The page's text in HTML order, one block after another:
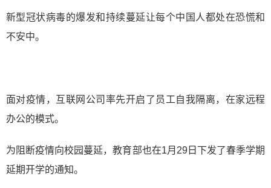
新型冠状病毒的爆发和持续蔓延让每个中国人都处在恐慌和
不安中。
面对疫情，互联网公司率先开启了员工自我隔离，在家远程
办公的模式。
为阻断疫情向校园蔓延，教育部也在1月29日下发了春季学期
延期开学的通知。